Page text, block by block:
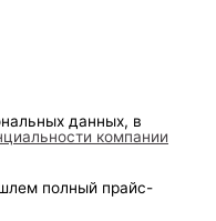
данных, в
компании
полный прайс-